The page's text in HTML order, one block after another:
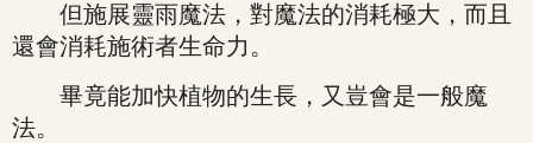
但施展靈雨魔法，對魔法的消耗極大，而且
還會消耗施術者生命力。
畢竟能加快植物的生長，又豈會是一般魔
法。